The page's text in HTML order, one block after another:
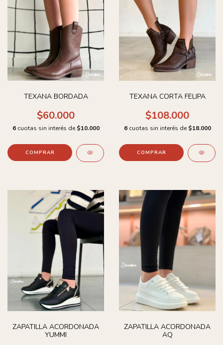
TEXANA BORDADA
$60.000
6 cuotas sin interés de $10.000
COMPRAR
TEXANA CORTA FELIPA
$108.000
6 cuotas sin interés de $18.000
COMPRAR
ZAPATILLA ACORDONADA
YUMMI
ZAPATILLA ACORDONADA
AQ